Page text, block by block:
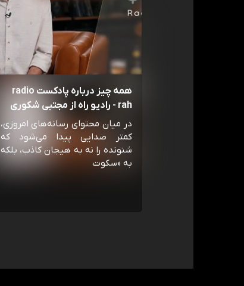
همه چیز درباره پادکست radio
rah - رادیو راه از مجتبی شکوری
در میان محتوای رسانه‌های امروزی،
کمتر صدایی پیدا می‌شود که
شنونده را نه به هیجان کاذب، بلکه
به «سکوت